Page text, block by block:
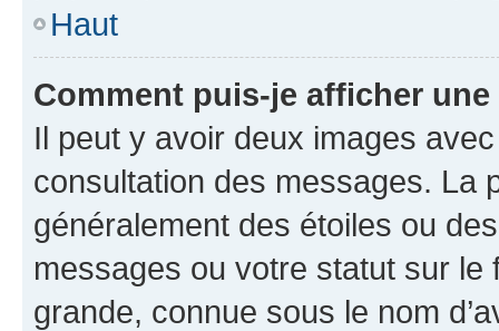
Haut
Comment puis-je afficher
Il peut y avoir deux images
consultation des messages. La
généralement des étoiles ou
messages ou votre statut sur
grande, connue sous le nom